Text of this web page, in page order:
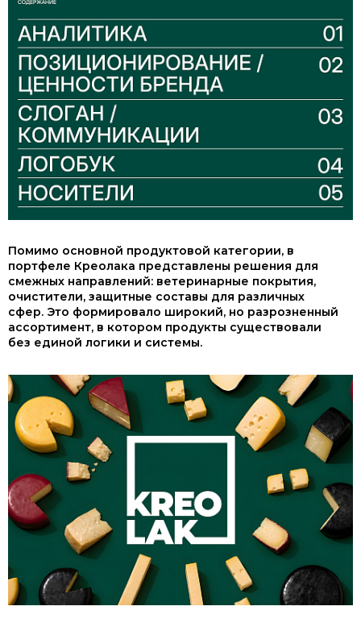
Помимо основной продуктовой категории, в
портфеле Креолака представлены решения для
смежных направлений: ветеринарные покрытия,
очистители, защитные составы для различных
сфер. Это формировало широкий, но разрозненный
ассортимент, в котором продукты существовали
без единой логики и системы.